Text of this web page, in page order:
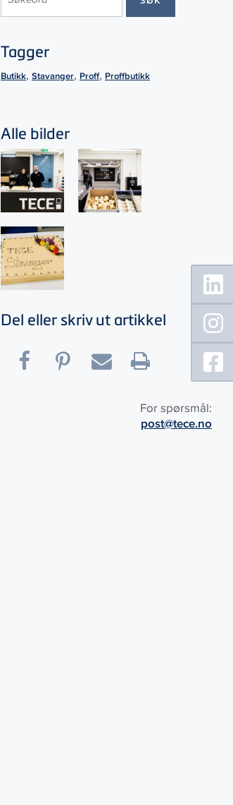
Tagger
Butikk,Stavanger, Proff, Proffbutikk
Alle bilder
Del eller skriv ut artikkel
For spørsmål:
post@tece.no
Floating